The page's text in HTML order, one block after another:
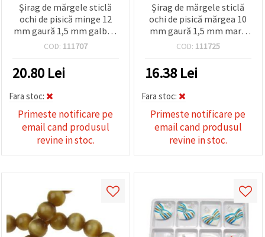
Șirag de mărgele sticlă
ochi de pisică minge 12
mm gaură 1,5 mm galben
închis ~ 33 bucăți
COD: 111707
20.80 Lei
Fara stoc:
Primeste notificare pe
email cand produsul
revine in stoc.
Șirag de mărgele sticlă
ochi de pisică mărgea 10
mm gaură 1,5 mm maro
închis ~ 40 bucăți
COD: 111725
16.38 Lei
Fara stoc:
Primeste notificare pe
email cand produsul
revine in stoc.